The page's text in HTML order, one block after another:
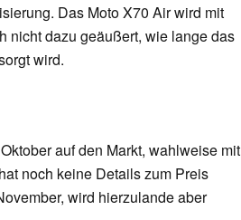
Das Moto X70 Air wird mit
nicht dazu geäußert, wie lange das
wird.
auf den Markt, wahlweise mit
noch keine Details zum Preis
wird hierzulande aber